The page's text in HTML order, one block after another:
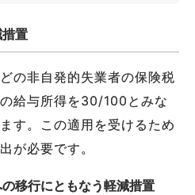
置
の非自発的失業者の保険税
給与所得を30/100とみな
す。この適用を受けるため
が必要です。
移行にともなう軽減措置